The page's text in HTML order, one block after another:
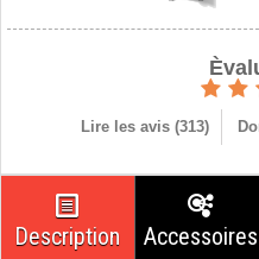
Lire les avis (313)
Description Accessoires